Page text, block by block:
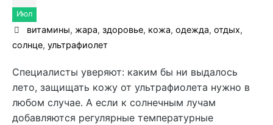
Июл
витамины, жара,здоровье, кожа,одежда,отдых,
солнце, ультрафиолет
Специалисты уверяют: каким бы ни выдалось
лето, защищать кожу от ультрафиолета нужно в
любом случае. А если к солнечным лучам
добавляются регулярные температурные